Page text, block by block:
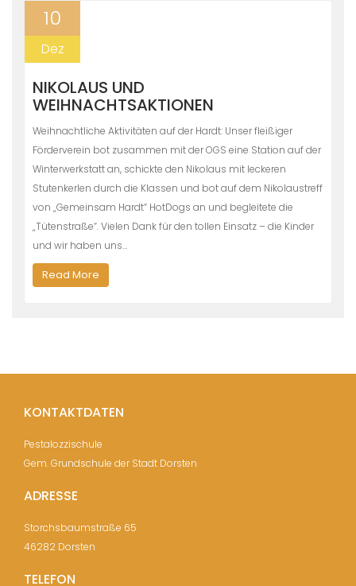
10
Dez
NIKOLAUS UND
WEIHNACHTSAKTIONEN
Weihnachtliche Aktivitäten auf der Hardt: Unser fleißiger
Förderverein bot zusammen mit der OGS eine Station auf der
Winterwerkstatt an, schickte den Nikolaus mit leckeren
Stutenkerlen durch die Klassen und bot auf dem Nikolaustreff
von „Gemeinsam Hardt“ HotDogs an und begleitete die
„Tütenstraße“. Vielen Dank für den tollen Einsatz – die Kinder
und wir haben uns…
Read More
KONTAKTDATEN
Pestalozzischule
Gem. Grundschule der Stadt Dorsten
ADRESSE
Storchsbaumstraße 65
46282 Dorsten
TELEFON